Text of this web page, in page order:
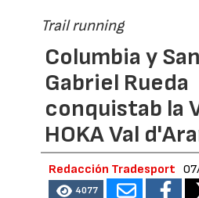
Trail running
Columbia y
Gabriel Rueda
conquistab la
HOKA Val
Redacción Tradesport
4077